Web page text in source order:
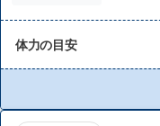
体力の目安